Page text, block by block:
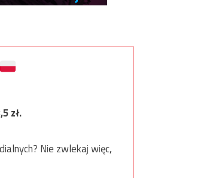
zł.
Nie zwlekaj więc,